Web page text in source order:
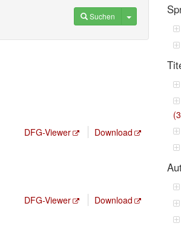
Suchen Toggle
DFG-Viewer Download
DFG-Viewer Download